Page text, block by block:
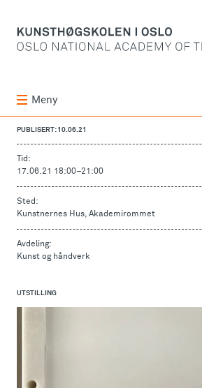
Meny
PUBLISERT: 10.06.21
Tid:
17.06.21 18:00–21:00
Sted:
Kunstnernes Hus, Akademirommet
Avdeling:
Kunst og håndverk
UTSTILLING